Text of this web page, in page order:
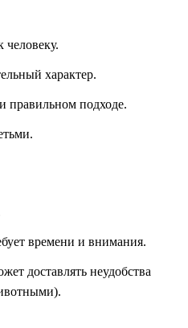
характер.
правильном подходе.
времени и внимания.
доставлять неудобства